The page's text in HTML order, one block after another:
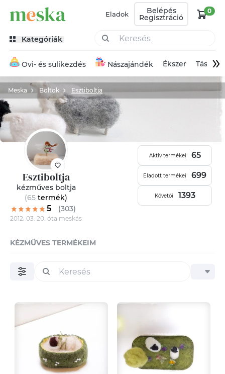
Eladok Belépés
Regisztráció
0
Kategóriák
Ovi- és sulikezdés Nászajándék Ékszer Táska»
Meska Boltok Esztiboltja
Esztiboltja
kézműves boltja
(65 termék)
5 (303)
2012. 03. 20. óta meskás
Aktív termékei 65
Eladott termékei 699
Követői 1393
KÉZMŰVES TERMÉKEIM